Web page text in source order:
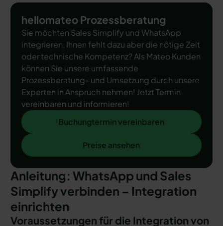
hellomateo Prozessberatung
Sie möchten Sales Simplify und WhatsApp
integrieren, Ihnen fehlt dazu aber die nötige Zeit
oder technische Kompetenz? Als Mateo Kunden
können Sie unsere umfassende
Prozessberatung- und Umsetzung durch unsere
Experten in Anspruch nehmen! Jetzt Termin
vereinbaren und informieren!
Buchungtermin vereinbaren
Buchungtermin vereinbaren
Preise ansehen
Preise ansehen
Anleitung: WhatsApp und Sales
Simplify verbinden – Integration
einrichten
Voraussetzungen für die Integration von